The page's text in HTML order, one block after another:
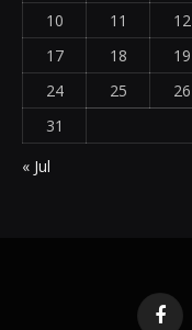
10
11 12
17
18 19
24
25 26
31
« Jul